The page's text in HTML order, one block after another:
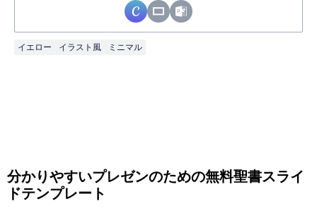
イエロー イラスト風 ミニマル
分かりやすいプレゼンのための無料聖書スライ
ドテンプレート